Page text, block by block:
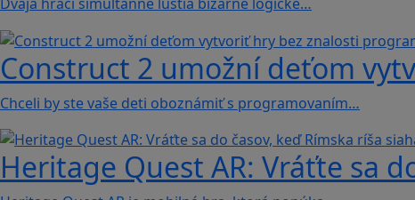
Construct 2 umožní deťom
Chceli by ste vaše deti oboznámiť s programovaním…
Heritage Quest AR: Vráťte sa